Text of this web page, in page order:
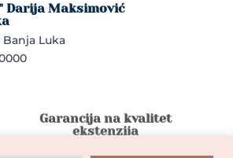
Darija Maksimović
Banja Luka
Garancija na kvalitet
ekstenzija